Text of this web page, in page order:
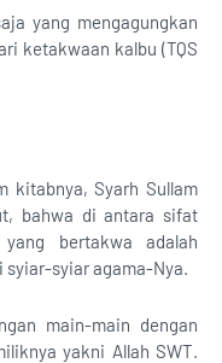
yang mengagungkan
ketakwaan kalbu (TQS
kitabnya, Syarh Sullam
bahwa di antara sifat
bertakwa adalah
syiar-syiar agama-Nya.
main-main dengan
yakni Allah SWT.